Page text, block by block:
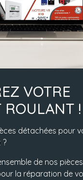
VOTRE
ROULANT !
détachées pour
?
de nos pièces
la réparation de